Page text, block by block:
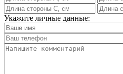
Укажите личные данные: